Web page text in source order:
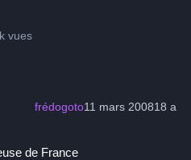
vues
frédogoto11 mars 200818 a
de France